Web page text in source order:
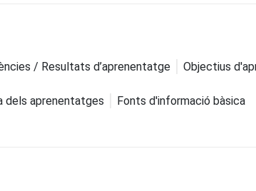
/ Resultats d’aprenentatge Objectius
dels aprenentatges Fonts d'informació bàsica